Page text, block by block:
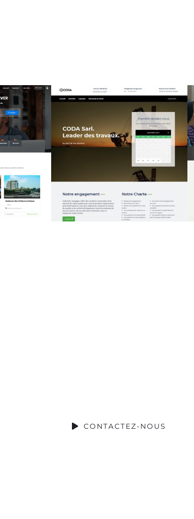
CONTACTEZ-NOUS